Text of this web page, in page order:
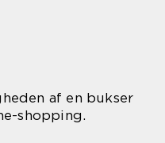
af en bukser
shopping.